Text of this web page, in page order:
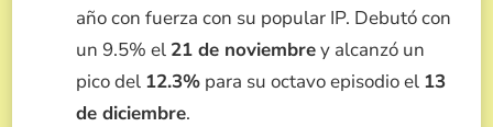
año con fuerza con su popular IP. Debutó con
un 9.5% el 21 de noviembrey alcanzó un
pico del 12.3% para su octavo episodio el 13
de diciembre.